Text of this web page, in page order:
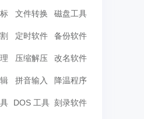
文件转换 磁盘工具
定时软件 备份软件
压缩解压 改名软件
拼音输入 降温程序
DOS 工具 刻录软件